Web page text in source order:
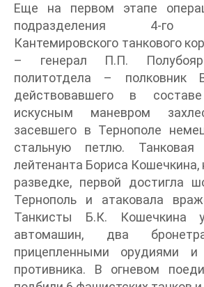
Еще на первом этапе
подразделения 4-го
Кантемировского танкового
– генерал П.П.
политотдела – полковник
действовавшего в
искусным маневром
засевшего в Тернополе
стальную петлю. Танковая
лейтенанта Бориса
разведке, первой достигла
Тернополь и атаковала
Танкисты Б.К. Кошечкина
автомашин, два
прицепленными орудиями
противника. В огневом